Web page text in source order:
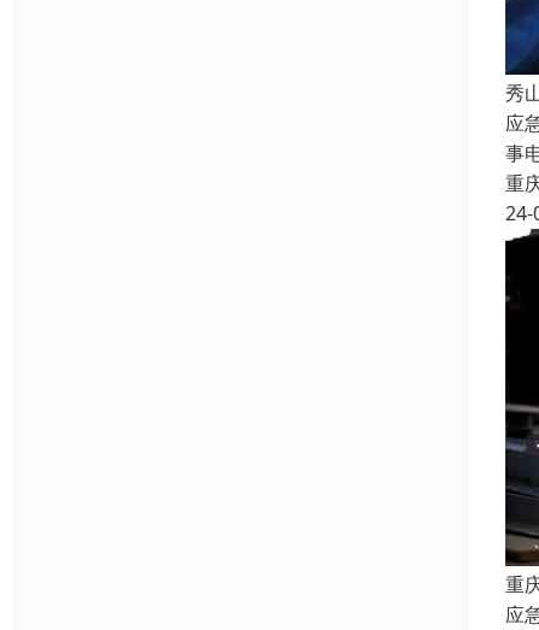
秀
应
事
重
24-
重
应